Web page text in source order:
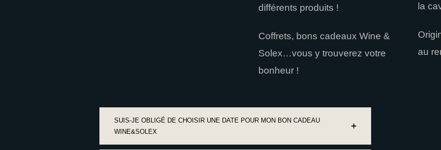
différents produits !
Coffrets, bons cadeaux Wine &
Solex…vous y trouverez votre
bonheur !
la
au
SUIS-JE OBLIGÉ DE CHOISIR UNE DATE POUR MON BON CADEAU
WINE&SOLEX